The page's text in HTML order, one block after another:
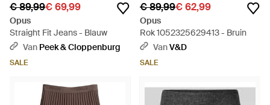
€ 89,99€ 69,99
Opus
Straight Fit Jeans - Blauw
Van Peek & Cloppenburg
SALE
€ 89,99€ 62,99
Opus
Rok 1052325629413 - Bruin
VanV&D
SALE